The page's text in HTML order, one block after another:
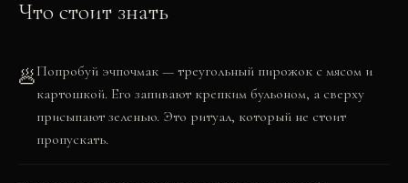
Что стоит знать
🥟Попробуй эчпочмак — треугольный пирожок с мясом и
картошкой. Его запивают крепким бульоном, а сверху
присыпают зеленью. Это ритуал, который не стоит
пропускать.